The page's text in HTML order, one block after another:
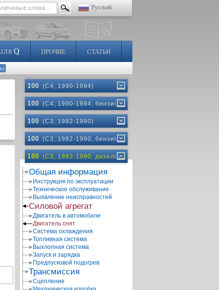
Русский
Q ПРОЧИЕ СТАТЬИ
100 (C4, 1990-1994)
100 (C4, 1990-1994, бензин)
100 (C3, 1982-1990)
100 (C3, 1982-1990, бензин)
100 (C3, 1982-1990, дизель)
Общая информация
Инструкция по эксплуатации
Техническое обслуживание
Выявление неисправностей
Силовой агрегат
Двигатель в автомобиле
Двигатель снят
Система охлаждения
Топливная система
Выхлопная система
Запуск и зарядка
Предпусковой подогрев
Трансмиссия
Сцепление